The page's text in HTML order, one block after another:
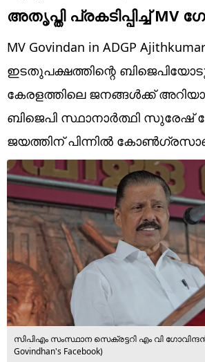
Lifestyle
world
Technology
Religion
Web Story
Photo
Short Videos
അതൃപ്തി പ്രകടിപ്പിച്ച് MV
MV Govindan in ADGP
ഇടതുപക്ഷത്തിന്റെ
കേരളത്തിലെ ജനങ്ങൾക്ക്
ബിജെപി സ്ഥാനാർത്ഥി സുരേഷ്
ജയത്തിന് പിന്നിൽ
സിപിഎം സംസ്ഥാന സെക്രട്ടറി എം വി ഗോവിന്ദൻ
Govindhan's Facebook)